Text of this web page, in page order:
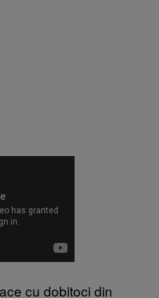
cu dobitoci din